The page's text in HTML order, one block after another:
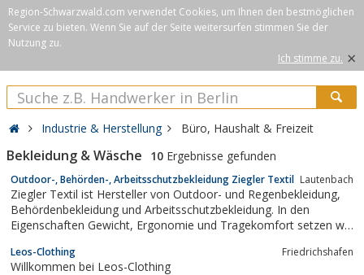
Region-Schwarzwald.com verwendet Cookies, um Ihnen den bestmöglichen
Service zu bieten. Wenn Sie auf der Seite weitersurfen stimmen Sie der
Nutzung zu.
Ich stimme zu. ×
Industrie & Herstellung Büro, Haushalt & Freizeit
Bekleidung & Wäsche 10 Ergebnisse gefunden
Outdoor-, Behörden-, Arbeitsschutzbekleidung Ziegler Textil Lautenbach
Ziegler Textil ist Hersteller von Outdoor- und Regenbekleidung,
Behördenbekleidung und Arbeitsschutzbekleidung. In den
Eigenschaften Gewicht, Ergonomie und Tragekomfort setzen wir
Fabrikverkaufs.
Leos-Clothing Friedrichshafen
Willkommen bei Leos-Clothing